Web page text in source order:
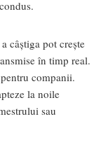
câștiga pot crește
în timp real.
companii.
la noile
sau